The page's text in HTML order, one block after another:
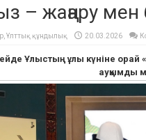
– жаңару мен
Ұлттық құндылық 20.03.2026
Ұлыстың ұлы күніне орай
ауқымды